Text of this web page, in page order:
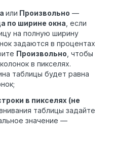
или Произвольно —
по ширине окна , если
на полную ширину
задаются в процентах
Произвольно , чтобы
в пикселях.
таблицы будет равна
в пикселях (не
таблицы задайте
значение —